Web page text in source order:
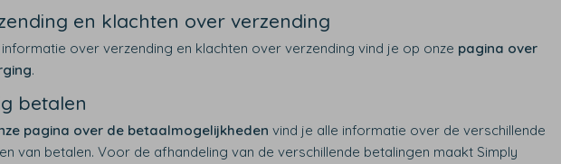
en klachten over verzending
over verzending en klachten over verzending vind je op onze pagina over
.
betalen
pagina over de betaalmogelijkheden vind je alle informatie over de verschillende
van betalen. Voor de afhandeling van de verschillende betalingen maakt Simply